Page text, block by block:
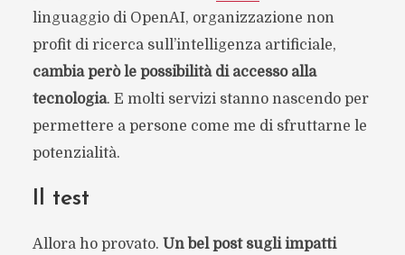
linguaggio di OpenAI, organizzazione non
profit di ricerca sull’intelligenza artificiale,
cambia però le possibilità di accesso alla
tecnologia. E molti servizi stanno nascendo per
permettere a persone come me di sfruttarne le
potenzialità.
Il test
Allora ho provato. Un bel post sugli impatti